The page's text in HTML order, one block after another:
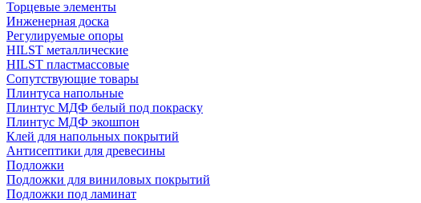
Торцевые элементы
Инженерная доска
Регулируемые опоры
HILST металлические
HILST пластмассовые
Сопутствующие товары
Плинтуса напольные
Плинтус МДФ белый под покраску
Плинтус МДФ экошпон
Клей для напольных покрытий
Антисептики для древесины
Подложки
Подложки для виниловых покрытий
Подложки под ламинат